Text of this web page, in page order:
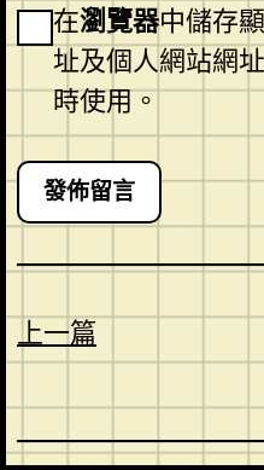
在瀏覽器中儲存
址及個人網站網
時使用。
上一篇